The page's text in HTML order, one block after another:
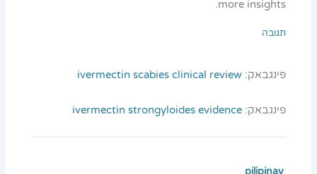
more insights.
תגובה
פינגבאק:ivermectin scabies clinical review
פינגבאק:ivermectin strongyloides evidence
pilipinay